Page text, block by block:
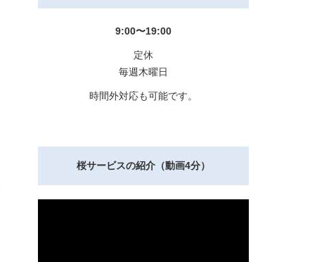
9:00〜19:00
定休
毎週木曜日
時間外対応も可能です。
桜サービスの紹介（動画4分）